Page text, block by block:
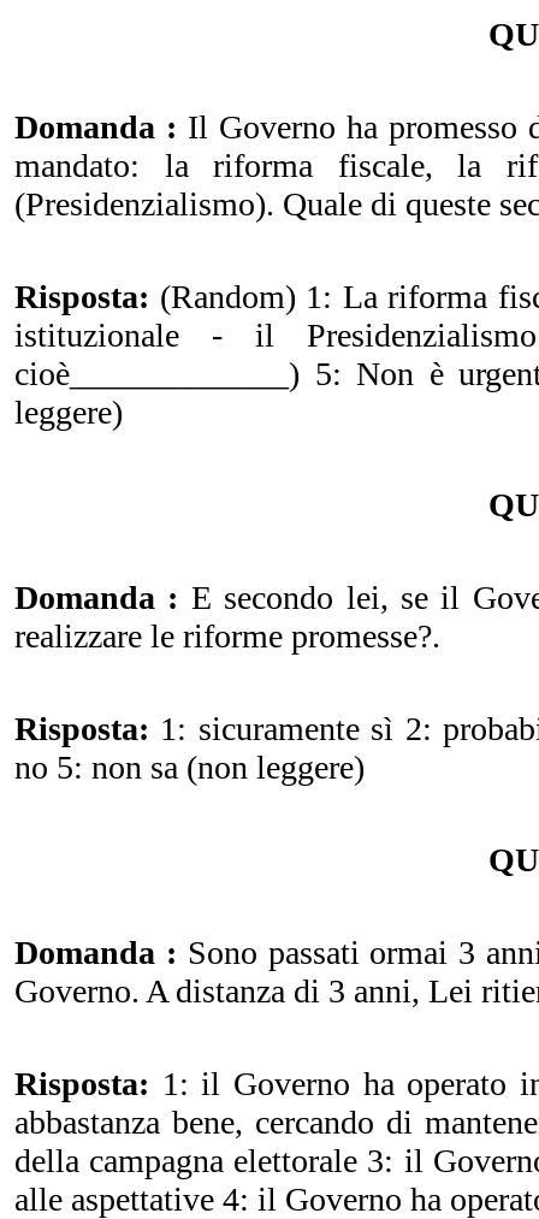
Domanda : Il Governo ha
mandato: la riforma fiscale, la
(Presidenzialismo). Quale di queste
Risposta: (Random) 1: La riforma
istituzionale - il
cioè_____________) 5: Non è
leggere)
Domanda : E secondo lei, se il
realizzare le riforme promesse?.
Risposta: 1: sicuramente sì 2:
no 5: non sa (non leggere)
Domanda : Sono passati ormai 3
Governo. A distanza di 3 anni, Lei
Risposta: 1: il Governo ha operato
abbastanza bene, cercando di
della campagna elettorale 3: il
alle aspettative 4: il Governo ha